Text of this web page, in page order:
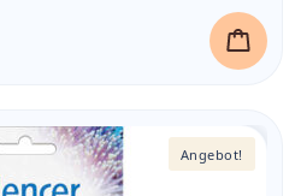
Angebot!